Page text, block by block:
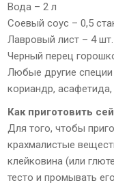
Вода – 2 л
Соевый соус – 0,5
Лавровый лист – 4 шт.
Черный перец
Любые другие специи
кориандр,
Как приготовить
Для того, чтобы
крахмалистые
клейковина (или
тесто и промывать